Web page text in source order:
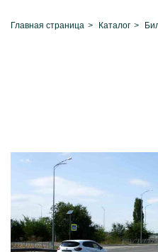
Главная страница > Каталог >